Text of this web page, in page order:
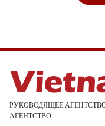
РУКОВОДЯЩЕЕ
АГЕНТСТВО